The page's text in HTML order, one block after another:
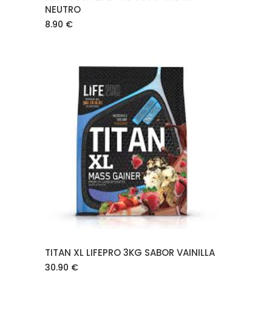
NEUTRO
8.90 €
AÑADIR AL CARRITO
TITAN XL LIFEPRO 3KG SABOR VAINILLA
30.90 €